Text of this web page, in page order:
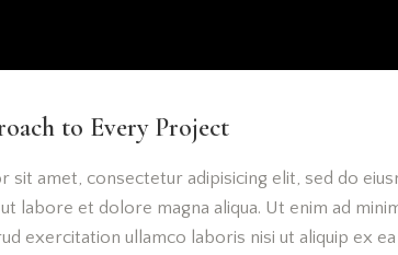
to Every Project
sit amet, consectetur adipisicing elit, sed do
labore et dolore magna aliqua. Ut enim ad
exercitation ullamco laboris nisi ut aliquip ex ea